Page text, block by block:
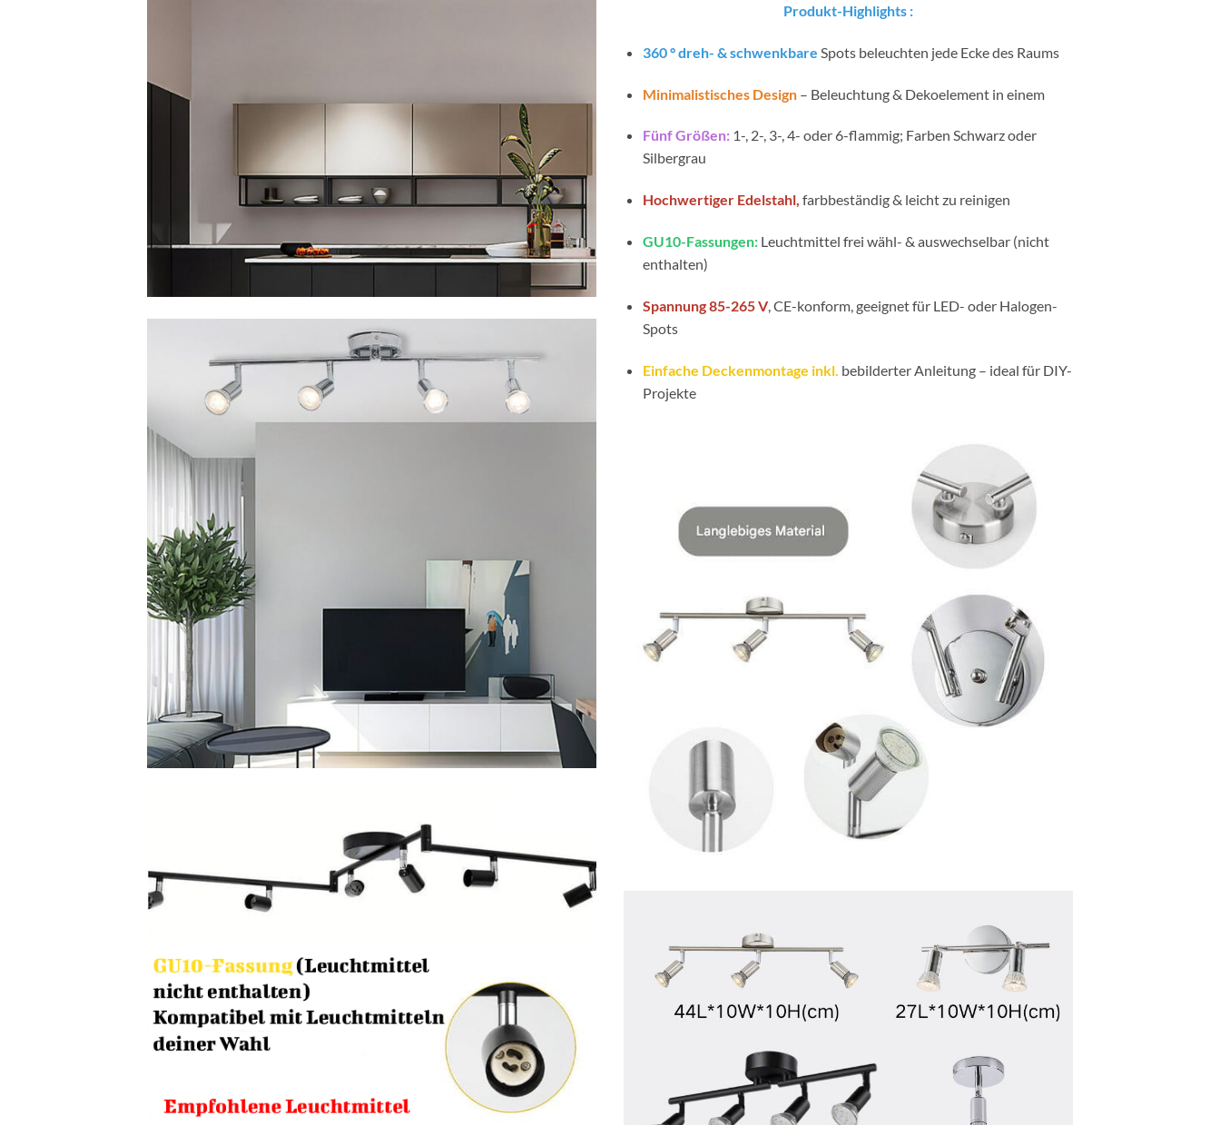
Produkt-Highlights :
360 ° dreh- & schwenkbare Spots beleuchten jede Ecke des Raums
Minimalistisches Design – Beleuchtung & Dekoelement in einem
Fünf Größen: 1-, 2-, 3-, 4- oder 6-flammig; Farben Schwarz oder
Silbergrau
Hochwertiger Edelstahl, farbbeständig & leicht zu reinigen
GU10-Fassungen:Leuchtmittel frei wähl- & auswechselbar (nicht
enthalten)
Spannung 85-265 V, CE-konform, geeignet für LED- oder Halogen-
Spots
Einfache Deckenmontage inkl. bebilderter Anleitung – ideal für DIY-
Projekte